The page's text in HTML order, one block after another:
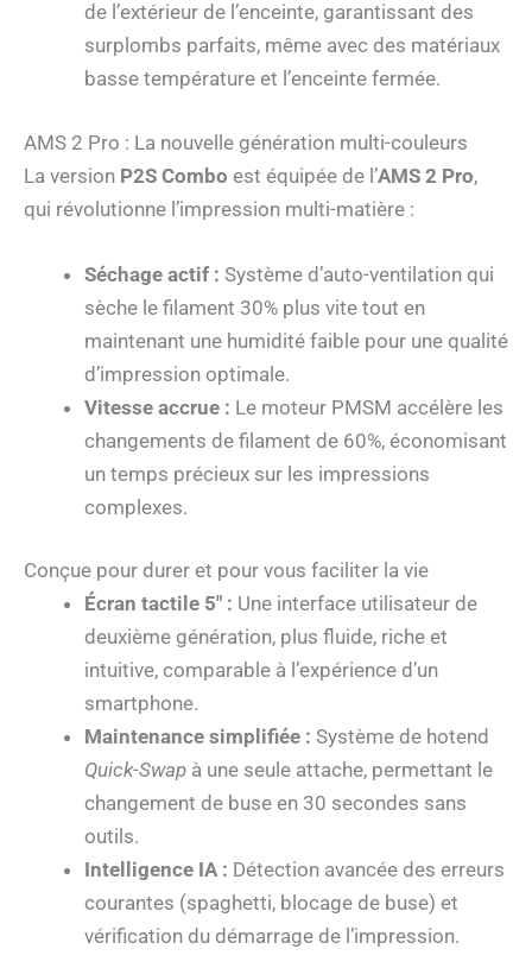
de l’extérieur de l’enceinte, garantissant des
surplombs parfaits, même avec des matériaux
basse température et l’enceinte fermée.
AMS 2 Pro : La nouvelle génération multi-couleurs
La version P2S Combo est équipée de l’AMS 2 Pro,
qui révolutionne l’impression multi-matière :
Séchage actif : Système d’auto-ventilation qui
sèche le filament 30% plus vite tout en
maintenant une humidité faible pour une qualité
d’impression optimale.
Vitesse accrue : Le moteur PMSM accélère les
changements de filament de 60%, économisant
un temps précieux sur les impressions
complexes.
Conçue pour durer et pour vous faciliter la vie
Écran tactile 5″ : Une interface utilisateur de
deuxième génération, plus fluide, riche et
intuitive, comparable à l’expérience d’un
smartphone.
Maintenance simplifiée : Système de hotend
Quick-Swap à une seule attache, permettant le
changement de buse en 30 secondes sans
outils.
Intelligence IA : Détection avancée des erreurs
courantes (spaghetti, blocage de buse) et
vérification du démarrage de l’impression.